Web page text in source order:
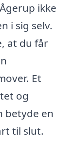
ikke
i sig selv.
at du får
Et
og
betyde en
til slut.